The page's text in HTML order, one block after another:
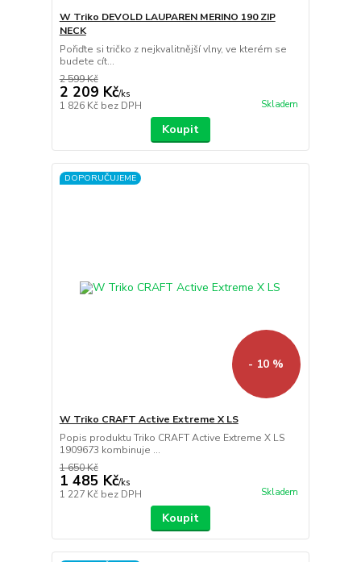
W Triko DEVOLD LAUPAREN MERINO 190 ZIP
NECK
Pořiďte si tričko z nejkvalitnější vlny, ve kterém se
budete cít...
2 599 Kč
2 209 Kč/ks
1 826 Kč bez DPH Skladem
Koupit
DOPORUČUJEME
- 10 %
W Triko CRAFT Active Extreme X LS
Popis produktu Triko CRAFT Active Extreme X LS
1909673 kombinuje ...
1 650 Kč
1 485 Kč/ks
1 227 Kč bez DPH Skladem
Koupit